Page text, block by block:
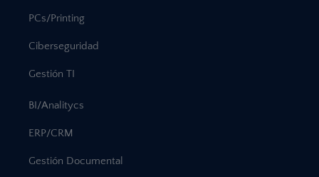
PCs/Printing
Ciberseguridad
Gestión TI
BI/Analitycs
ERP/CRM
Gestión Documental